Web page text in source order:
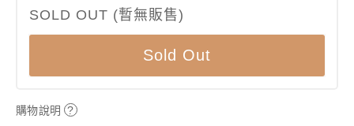
SOLD OUT (暫無販售)
Sold Out
購物說明 ?